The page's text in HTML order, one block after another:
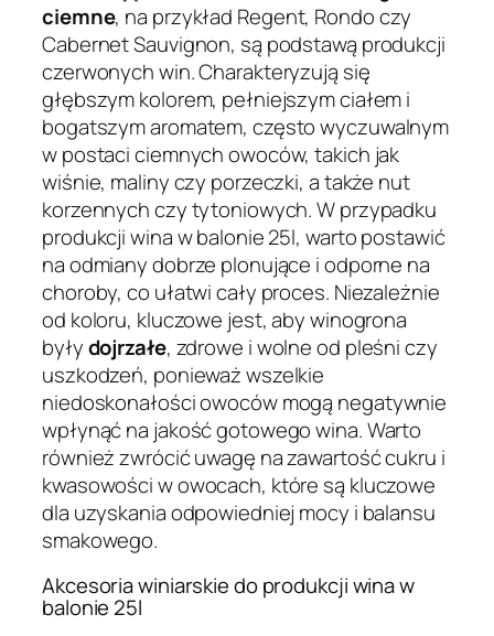
ciemne, na przykład Regent, Rondo czy
Cabernet Sauvignon, są podstawą produkcji
czerwonych win. Charakteryzują się
głębszym kolorem, pełniejszym ciałem i
bogatszym aromatem, często wyczuwalnym
w postaci ciemnych owoców, takich jak
wiśnie, maliny czy porzeczki, a także nut
korzennych czy tytoniowych. W przypadku
produkcji wina w balonie 25l, warto postawić
na odmiany dobrze plonujące i odporne na
choroby, co ułatwi cały proces. Niezależnie
od koloru, kluczowe jest, aby winogrona
byłydojrzałe, zdrowe i wolne od pleśni czy
uszkodzeń, ponieważ wszelkie
niedoskonałości owoców mogą negatywnie
wpłynąć na jakość gotowego wina. Warto
również zwrócić uwagę na zawartość cukru i
kwasowości w owocach, które są kluczowe
dla uzyskania odpowiedniej mocy i balansu
smakowego.
Akcesoria winiarskie do produkcji wina w
balonie 25l